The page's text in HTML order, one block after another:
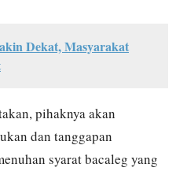
Dekat, Masyarakat
pihaknya akan
dan tanggapan
syarat bacaleg yang